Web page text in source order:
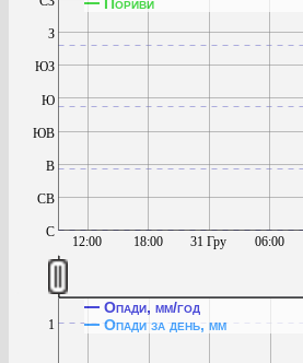
С
СВ
В
ЮВ
Ю
ЮЗ
З
12:00 18:00 31 Гру 06:00
Опади, мм/год
Опади за день, мм
1